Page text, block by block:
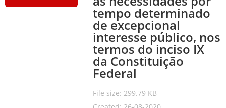
tempo determinado
de excepcional
interesse público, nos
termos do inciso IX
da Constituição
Federal
File size: 299.79 KB